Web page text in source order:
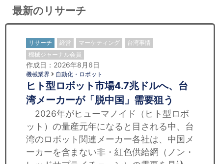
最新のリサーチ
リサーチ 経営 マーケティング
台湾事情
機械ジャーナル会員
作成日：2026年8月6日
機械業界 自動化・ロボット
ヒト型ロボット市場4.7兆ドルへ、台
湾メーカーが「脱中国」需要狙う
2026年がヒューマノイド（ヒト型ロボ
ット）の量産元年になると目される中、台
湾のロボット関連メーカー各社は、中国メ
ーカーを含まない非・紅色供給網（ノン・